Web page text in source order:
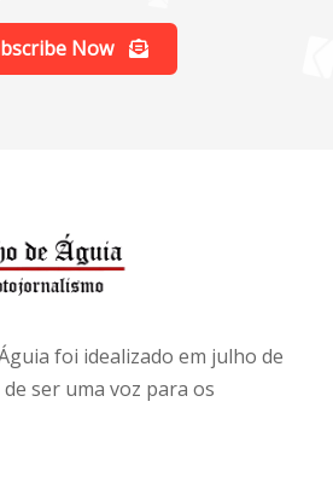
Now
foi idealizado em julho de
ser uma voz para os